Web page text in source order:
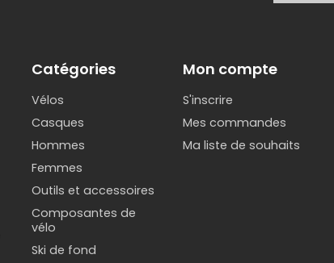
Catégories
Vélos
Casques
Hommes
Femmes
Outils et accessoires
Composantes de
vélo
Ski de fond
Mon compte
S'inscrire
Mes commandes
Ma liste de souhaits